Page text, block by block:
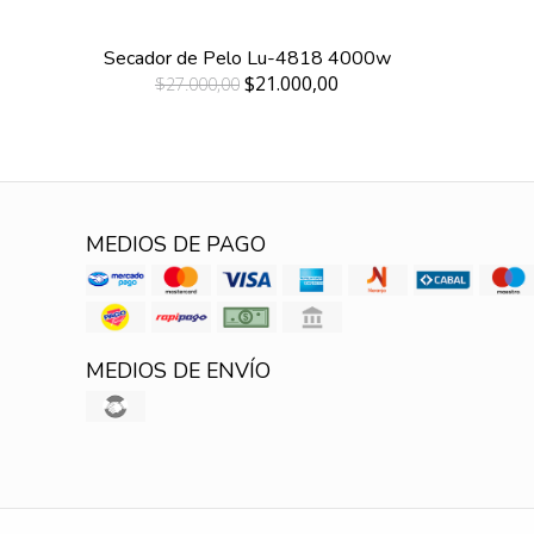
Secador de Pelo Lu-4818 4000w
$27.000,00 $21.000,00
MEDIOS DE PAGO
MEDIOS DE ENVÍO